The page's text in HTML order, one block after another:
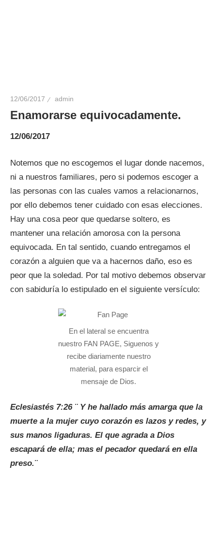
12/06/2017 admin
Enamorarse equivocadamente.
12/06/2017
Notemos que no escogemos el lugar donde nacemos,
ni a nuestros familiares, pero si podemos escoger a
las personas con las cuales vamos a relacionarnos,
por ello debemos tener cuidado con esas elecciones.
Hay una cosa peor que quedarse soltero, es
mantener una relación amorosa con la persona
equivocada. En tal sentido, cuando entregamos el
corazón a alguien que va a hacernos daño, eso es
peor que la soledad. Por tal motivo debemos observar
con sabiduría lo estipulado en el siguiente versículo:
En el lateral se encuentra
nuestro FAN PAGE, Siguenos y
recibe diariamente nuestro
material, para esparcir el
mensaje de Dios.
Eclesiastés 7:26 ¨ Y he hallado más amarga que la
muerte a la mujer cuyo corazón es lazos y redes, y
sus manos ligaduras. El que agrada a Dios
escapará de ella; mas el pecador quedará en ella
preso.¨